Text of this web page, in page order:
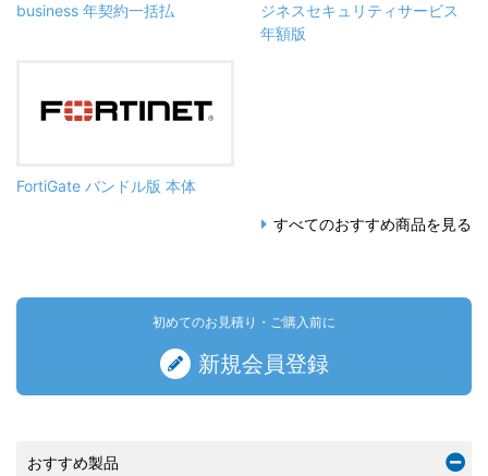
business 年契約一括払
ジネスセキュリティサービス
年額版
FortiGate バンドル版 本体
すべてのおすすめ商品を見る
初めてのお見積り・ご購入前に
新規会員登録
おすすめ製品